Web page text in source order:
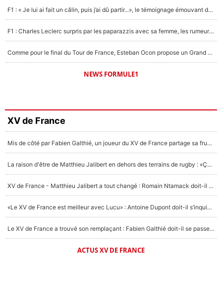
F1 : « Je lui ai fait un câlin, puis j’ai dû partir...», le témoignage émouvant de Max Verstappen sur sa fille
F1 : Charles Leclerc surpris par les paparazzis avec sa femme, les rumeurs étaient vraies !
Comme pour le final du Tour de France, Esteban Ocon propose un Grand Prix de Formule 1 à Paris : «Autour de l’Arc de Triomphe, ce serait génial» !
NEWS FORMULE1
XV de France
Mis de côté par Fabien Galthié, un joueur du XV de France partage sa frustration : «ils ne me l’ont pas dit tout de suite»
La raison d'être de Matthieu Jalibert en dehors des terrains de rugby : «Ça m'atteint autant que si tu touches à un membre de ma famille»
XV de France - Matthieu Jalibert a tout changé : Romain Ntamack doit-il s’inquiéter pour sa place à un an de la Coupe du monde ?
«Le XV de France est meilleur avec Lucu» : Antoine Dupont doit-il s’inquiéter pour sa place ?
Le XV de France a trouvé son remplaçant : Fabien Galthié doit-il se passer d'Antoine Dupont ?
ACTUS XV DE FRANCE